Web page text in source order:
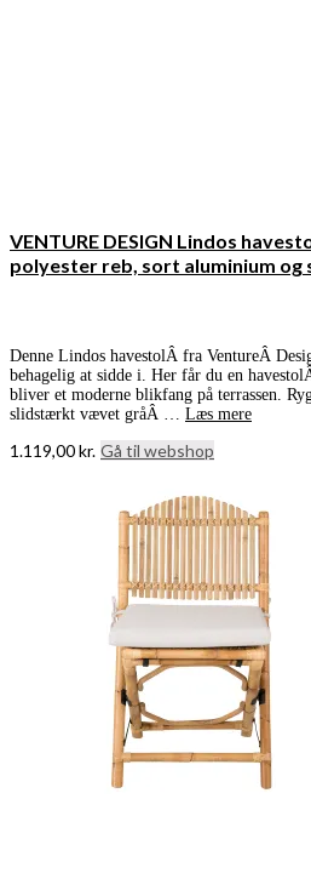
VENTURE DESIGN Lindos
polyester reb, sort aluminium og
Denne Lindos havestolÂ fra VentureÂ
behagelig at sidde i. Her får du en
bliver et moderne blikfang på terrassen.
slidstærkt vævet gråÂ … Læs mere
1.119,00kr. Gå til webshop